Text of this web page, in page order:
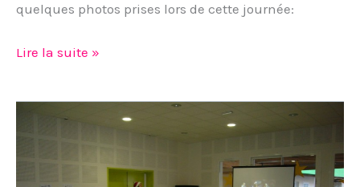
quelques photos prises lors de cette journée:
Lire la suite »